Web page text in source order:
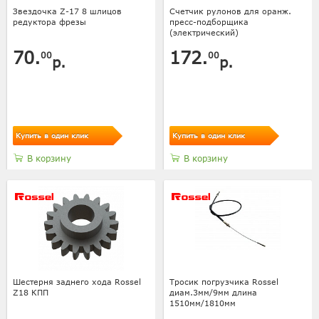
Звездочка Z-17 8 шлицов
редуктора фрезы
70.00р.
Купить в один клик
В корзину
Счетчик рулонов для оранж.
пресс-подборщика
(электрический)
172.00р.
Купить в один клик
В корзину
Шестерня заднего хода Rossel
Z18 КПП
Тросик погрузчика Rossel
диам.3мм/9мм длина
1510мм/1810мм